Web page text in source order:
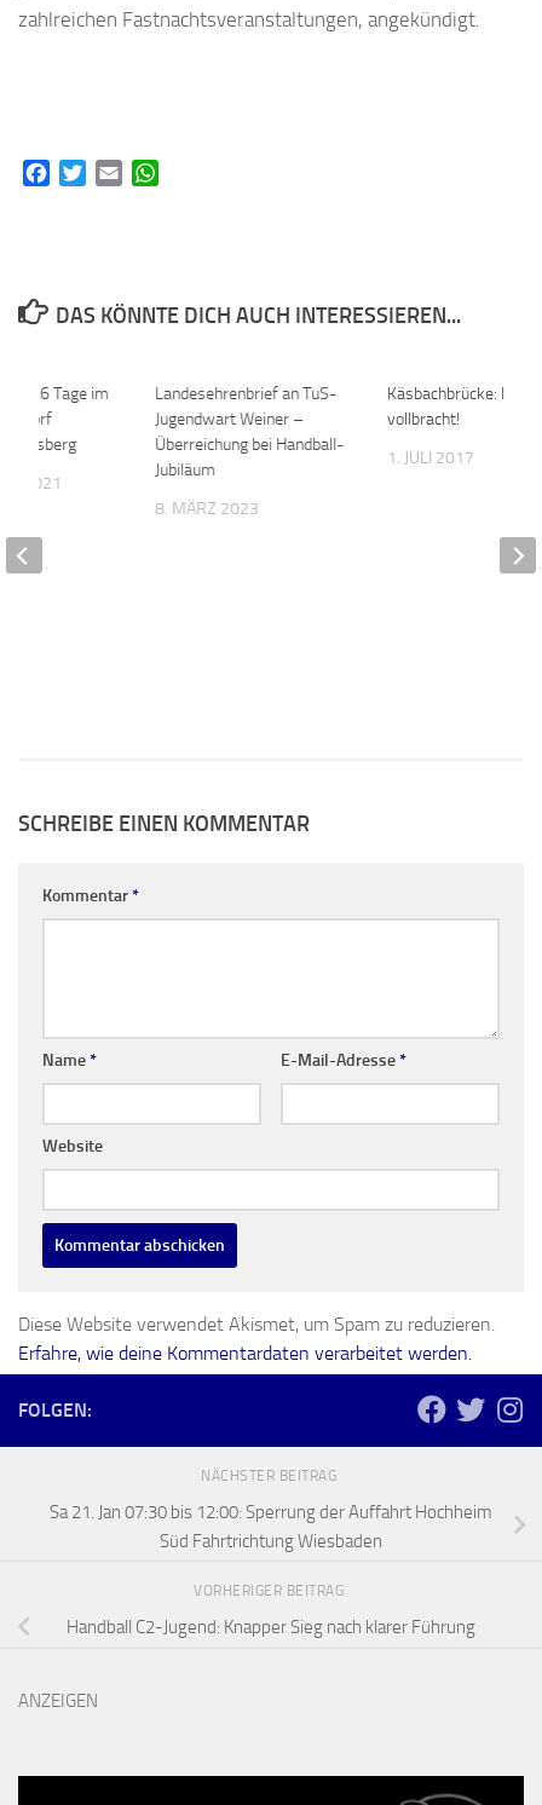
zahlreichen Fastnachtsveranstaltungen, angekündigt.
FacebookTwitterEmail
DAS KÖNNTE DICH AUCH INTERESSIEREN...
Landesehrenbrief an TuS-
Jugendwart Weiner –
Überreichung bei Handball-
Jubiläum
8. MÄRZ 2023
Käsbachbrücke: Es ist
vollbracht!
1. JULI 2017
6 Tage im
2021
SCHREIBE EINEN KOMMENTAR
Kommentar*
Name* E-Mail-Adresse*
Website
Diese Website verwendet Akismet, um Spam zu reduzieren.
Erfahre, wie deine Kommentardaten verarbeitet werden.
FOLGEN:
NÄCHSTER BEITRAG
Sa 21. Jan 07:30 bis 12:00: Sperrung der Auffahrt Hochheim
Süd Fahrtrichtung Wiesbaden
VORHERIGER BEITRAG
Handball C2-Jugend: Knapper Sieg nach klarer Führung
ANZEIGEN